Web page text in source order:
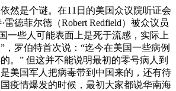
然是个谜。在11日的美国众议院听证会
雷德菲尔德（Robert Redfield）被众议员
一些人可能表面上是死于流感，实际上
，罗伯特首次说：“迄今在美国一些病例
。” 但这并不能说明最初的零号病人到
美国军人把病毒带到中国来的，还有待
疫情爆发的时候，最初大家都说华南海